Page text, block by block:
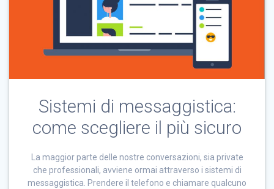
Sistemi di messaggistica:
come scegliere il più sicuro
La maggior parte delle nostre conversazioni, sia private
che professionali, avviene ormai attraverso i sistemi di
messaggistica. Prendere il telefono e chiamare qualcuno